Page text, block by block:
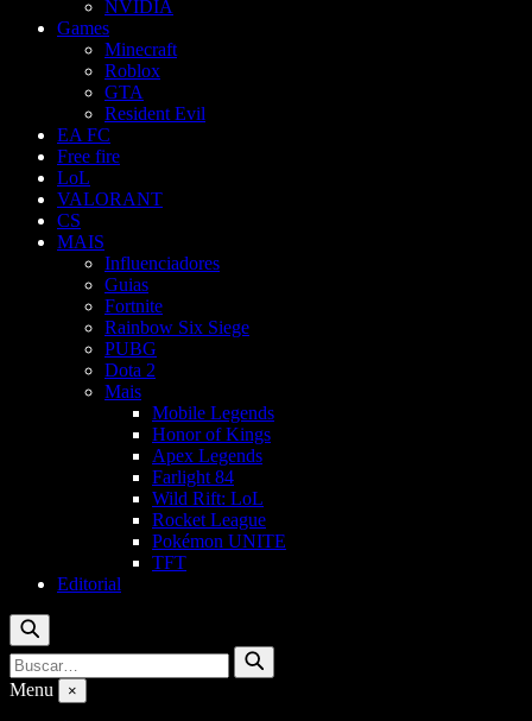
NVIDIA
Games
Minecraft
Roblox
GTA
Resident Evil
EA FC
Free fire
LoL
VALORANT
CS
MAIS
Influenciadores
Guias
Fortnite
Rainbow Six Siege
PUBG
Dota 2
Mais
Mobile Legends
Honor of Kings
Apex Legends
Farlight 84
Wild Rift: LoL
Rocket League
Pokémon UNITE
TFT
Editorial
Buscar
Buscar
por:
Buscar
Menu ×